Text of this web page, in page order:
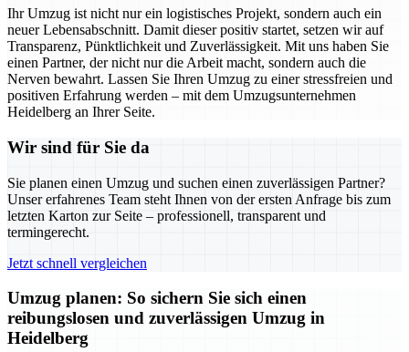
Ihr Umzug ist nicht nur ein logistisches Projekt, sondern auch ein
neuer Lebensabschnitt. Damit dieser positiv startet, setzen wir auf
Transparenz, Pünktlichkeit und Zuverlässigkeit. Mit uns haben Sie
einen Partner, der nicht nur die Arbeit macht, sondern auch die
Nerven bewahrt. Lassen Sie Ihren Umzug zu einer stressfreien und
positiven Erfahrung werden – mit dem Umzugsunternehmen
Heidelberg an Ihrer Seite.
Wir sind für Sie da
Sie planen einen Umzug und suchen einen zuverlässigen Partner?
Unser erfahrenes Team steht Ihnen von der ersten Anfrage bis zum
letzten Karton zur Seite – professionell, transparent und
termingerecht.
Jetzt schnell vergleichen
Umzug planen: So sichern Sie sich einen
reibungslosen und zuverlässigen Umzug in
Heidelberg